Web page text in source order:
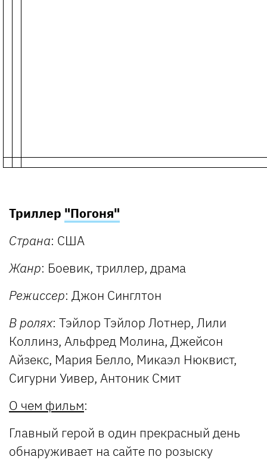
Триллер "Погоня"
Страна: США
Жанр: Боевик, триллер, драма
Режиссер: Джон Синглтон
В ролях: Тэйлор Тэйлор Лотнер, Лили
Коллинз, Альфред Молина, Джейсон
Айзекс, Мария Белло, Микаэл Нюквист,
Сигурни Уивер, Антоник Смит
О чем фильм:
Главный герой в один прекрасный день
обнаруживает на сайте по розыску